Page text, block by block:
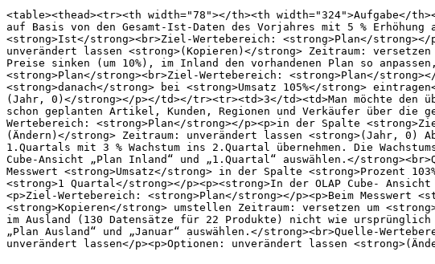
<table><thead><tr><th width="78"></th><th width="324">Aufgabe</
auf Basis von den Gesamt-Ist-Daten des Vorjahres mit 5 %
<strong>Ist</strong><br>Ziel-Wertebereich: <strong>Plan</strong></
unverändert lassen <strong>(Kopieren)</strong> Zeitraum:
Preise sinken (um 10%), im Inland den vorhandenen Plan so
<strong>Plan</strong><br>Ziel-Wertebereich: <strong>Plan</
<strong>danach</strong> bei <strong>Umsatz 105%</strong>
(Jahr, 0)</strong></p></td></tr><tr><td>3</td><td>Man möchte den
schon geplanten Artikel, Kunden, Regionen und Verkäufer über die
Wertebereich: <strong>Plan</strong></p><p>in der Spalte
(Ändern)</strong> Zeitraum: unverändert lassen <strong>(Jahr, 0)
1.Quartals mit 3 % Wachstum ins 2.Quartal übernehmen. Die
Cube-Ansicht „Plan Inland“ und „1.Quartal“ auswählen.</
Messwert <strong>Umsatz</strong> in der Spalte <strong>Prozent
<strong>1 Quartal</strong></p><p><strong>In der OLAP Cube-
<p>Ziel-Wertebereich: <strong>Plan</strong></p><p>Beim Messwert
<strong>Kopieren</strong> umstellen Zeitraum: versetzen um
im Ausland (130 Datensätze für 22 Produkte) nicht wie ursprünglich
„Plan Ausland“ und „Januar“ auswählen.</strong><br>Quelle-
unverändert lassen</p><p>Optionen: unverändert lassen